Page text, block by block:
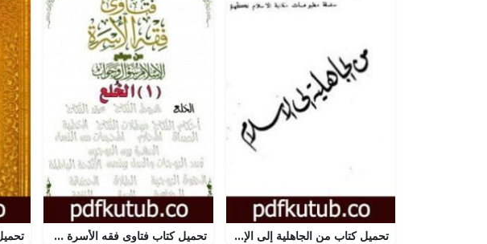
تحميل كتاب من الجاهلية إلى الإسلام PDF تأليف أبو الحسن الندوي مجانا [كامل] تحميل كتاب فتاوى فقه الأسرة من موقع الإسلام سؤال وجواب – الخلع PDF تأليف نخبة من العلماء مجانا [كامل]